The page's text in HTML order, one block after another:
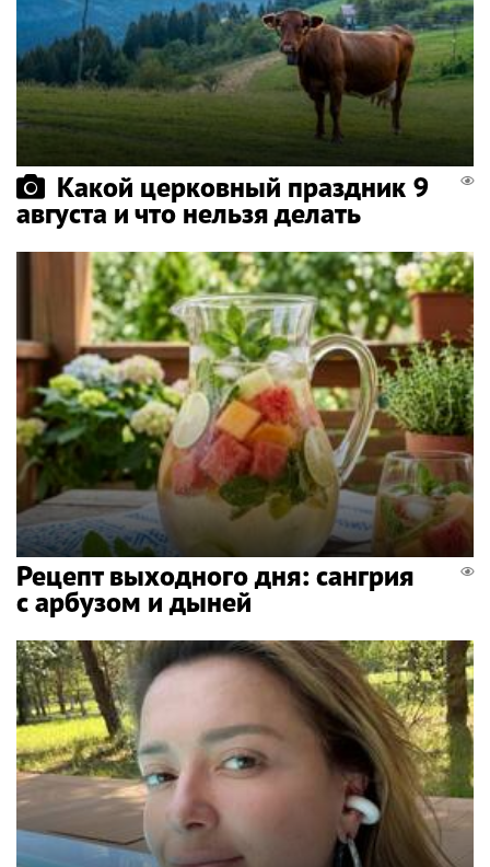
Какой церковный праздник 9
августа и что нельзя делать
Рецепт выходного дня: сангрия
с арбузом и дыней